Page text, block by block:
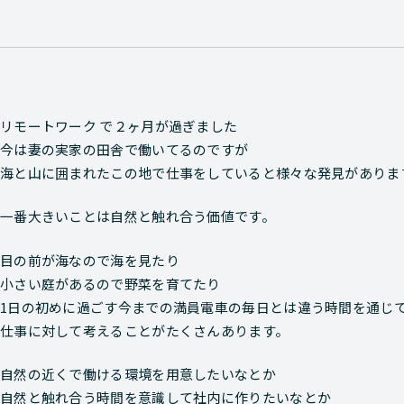
リモートワーク で２ヶ月が過ぎました
今は妻の実家の田舎で働いてるのですが
海と山に囲まれたこの地で仕事をしていると様々な発見がありま
一番大きいことは自然と触れ合う価値です。
目の前が海なので海を見たり
小さい庭があるので野菜を育てたり
1日の初めに過ごす今までの満員電車の毎日とは違う時間を通じ
仕事に対して考えることがたくさんあります。
自然の近くで働ける環境を用意したいなとか
自然と触れ合う時間を意識して社内に作りたいなとか